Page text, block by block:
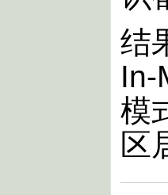
结
In-
模
区